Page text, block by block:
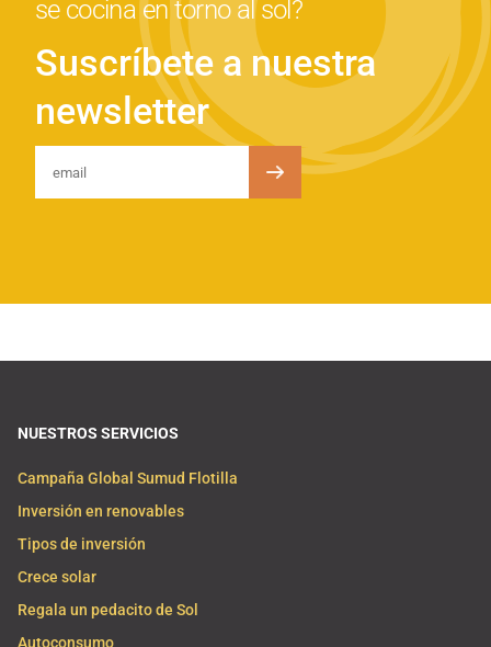
se cocina en torno al sol?
Suscríbete a nuestra
newsletter
NUESTROS SERVICIOS
Campaña Global Sumud Flotilla
Inversión en renovables
Tipos de inversión
Crece solar
Regala un pedacito de Sol
Autoconsumo